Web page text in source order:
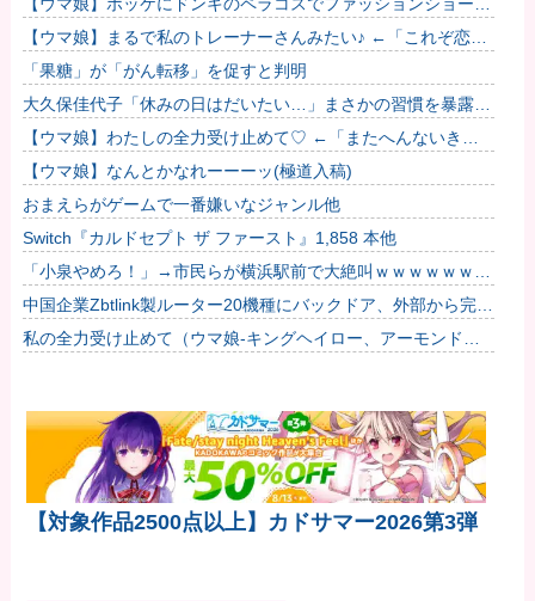
てほしい…
【ウマ娘】まるで私のトレーナーさんみたい♪ ←「これぞ恋愛
強者スペ一族…」
「果糖」が「がん転移」を促すと判明
大久保佳代子「休みの日はだいたい…」まさかの習慣を暴露ｗ
ｗｗ
【ウマ娘】わたしの全力受け止めて♡ ←「またへんないきも
のがふえてる…」
【ウマ娘】なんとかなれーーーッ(極道入稿)
おまえらがゲームで一番嫌いなジャンル他
Switch『カルドセプト ザ ファースト』1,858 本他
「小泉やめろ！」→市民らが横浜駅前で大絶叫ｗｗｗｗｗｗｗ
ｗ
中国企業Zbtlink製ルーター20機種にバックドア、外部から完全
制御のおそれ！
私の全力受け止めて（ウマ娘-キングヘイロー、アーモンドア
【対象作品2500点以上】カドサマー2026第3弾